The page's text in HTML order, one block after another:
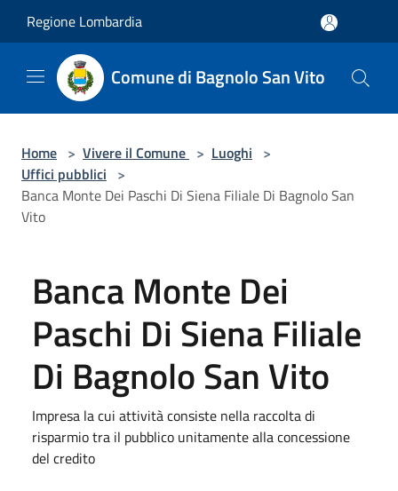
Regione Lombardia
Comune di Bagnolo San Vito
Home > Vivere il Comune > Luoghi >
Uffici pubblici >
Banca Monte Dei Paschi Di Siena Filiale Di Bagnolo San
Vito
Banca Monte Dei
Paschi Di Siena Filiale
Di Bagnolo San Vito
Impresa la cui attività consiste nella raccolta di
risparmio tra il pubblico unitamente alla concessione
del credito